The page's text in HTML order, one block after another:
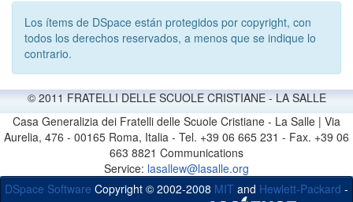
Los ítems de DSpace están protegidos por copyright, con
todos los derechos reservados, a menos que se indique lo
contrario.
© 2011 FRATELLI DELLE SCUOLE CRISTIANE - LA SALLE
Casa Generalizia dei Fratelli delle Scuole Cristiane - La Salle | Via
Aurelia, 476 - 00165 Roma, Italia - Tel. +39 06 665 231 - Fax. +39 06
663 8821 Communications
Service: lasallew@lasalle.org
DSpace Software Copyright © 2002-2008 MIT and Hewlett-Packard -